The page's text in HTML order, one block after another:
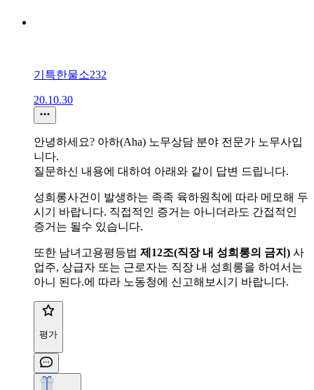
기특한물소232
20.10.30
안녕하세요? 아하(Aha) 노무상담 분야 전문가 노무사입
니다.
질문하신 내용에 대하여 아래와 같이 답변 드립니다.
성희롱사건이 발생하는 족족 육하원칙에 따라 메모해 두
시기 바랍니다. 직접적인 증거는 아니더라도 간접적인
증거는 될수 있습니다.
또한 남녀고용평등법 제12조(직장 내 성희롱의 금지) 사
업주, 상급자 또는 근로자는 직장 내 성희롱을 하여서는
아니 된다.에 따라 노동청에 신고해보시기 바랍니다.
평가